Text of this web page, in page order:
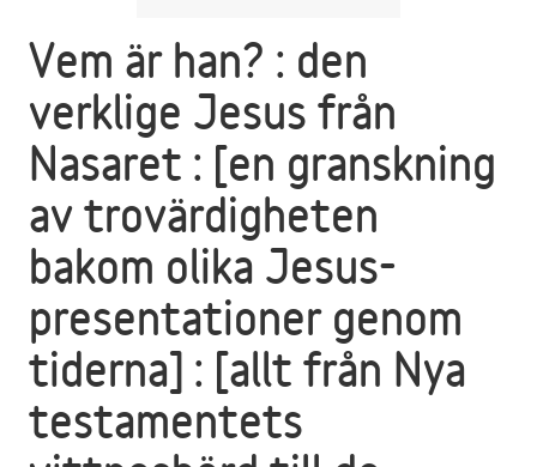
Vem är han? : den
verklige Jesus från
Nasaret : [en granskning
av trovärdigheten
bakom olika Jesus-
presentationer genom
tiderna] : [allt från Nya
testamentets